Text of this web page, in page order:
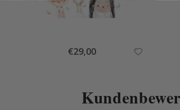
Special
Price
€29,00